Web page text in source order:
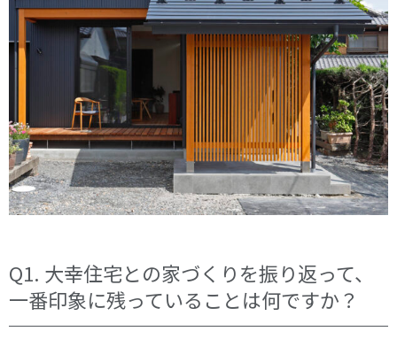
Q1. 大幸住宅との家づくりを振り返って、
一番印象に残っていることは何ですか？